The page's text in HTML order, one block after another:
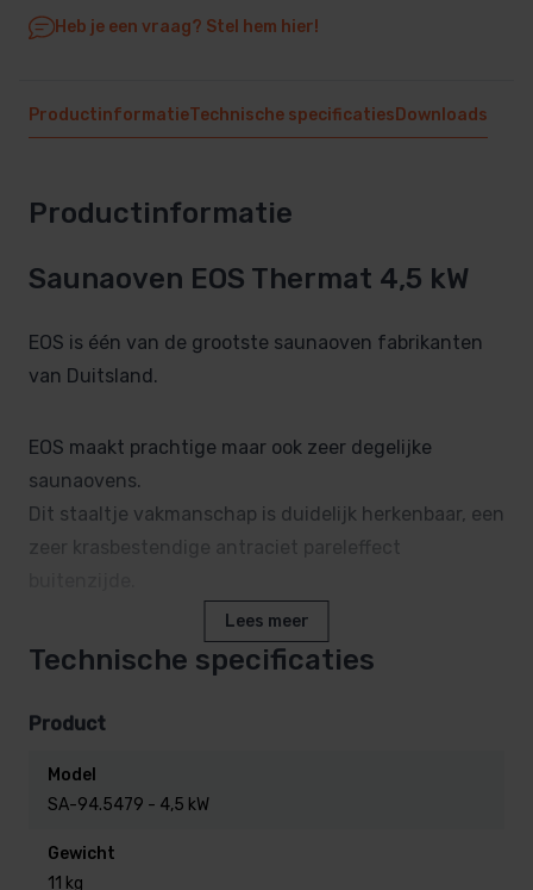
Heb je een vraag? Stel hem hier!
ProductinformatieTechnische specificaties Downloads
Productinformatie
Saunaoven EOS Thermat 4,5 kW
EOS is één van de grootste saunaoven fabrikanten
van Duitsland.
EOS maakt prachtige maar ook zeer degelijke
saunaovens.
Dit staaltje vakmanschap is duidelijk herkenbaar, een
zeer krasbestendige antraciet pareleffect
De oven is dubbelwandig uitgevoerd, waardoor de
De binnenste mantel van EOS Thermat is van een
wandbevestiging zeer compact en ruimtebesparend.
Lees meer
Technische specificaties
Product
Model
SA-94.5479 - 4,5 kW
Gewicht
11 kg